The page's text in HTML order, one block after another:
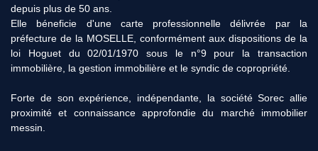
depuis plus de 50 ans.
Elle béneficie d'une carte professionnelle délivrée par la
préfecture de la MOSELLE, conformément aux dispositions de la
loi Hoguet du 02/01/1970 sous le n°9 pour la transaction
immobilière, la gestion immobilière et le syndic de copropriété.
Forte de son expérience, indépendante, la société Sorec allie
proximité et connaissance approfondie du marché immobilier
messin.